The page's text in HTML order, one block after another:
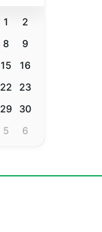
1
2
8
9
15
16
22
23
29
30
5 6